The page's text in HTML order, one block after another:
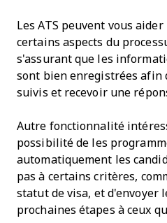
Les ATS peuvent vous
certains aspects du
s'assurant que les
sont bien enregistrées afin
suivis et recevoir une
Autre fonctionnalité
possibilité de les
automatiquement les
pas à certains critères,
statut de visa, et d'envoyer
prochaines étapes à ceux